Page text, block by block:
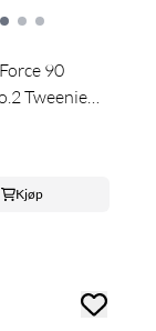
90
Tweenie
Kjøp